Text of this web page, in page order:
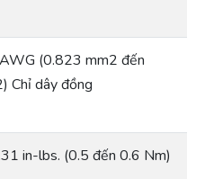
(0.823 mm2 đến
Chỉ dây đồng
in-lbs. (0.5 đến 0.6 Nm)